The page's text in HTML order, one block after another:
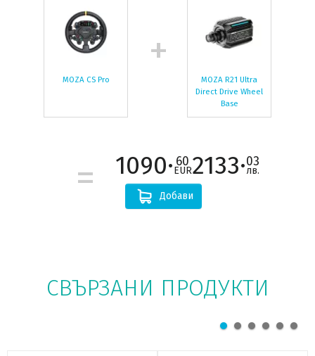
MOZA CS Pro
MOZA R21 Ultra
Direct Drive Wheel
Base
1090· 60
EUR2133·03
лв.
Добави
СВЪРЗАНИ ПРОДУКТИ